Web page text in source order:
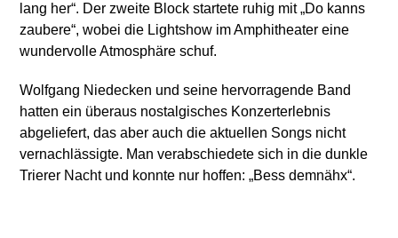
lang her“. Der zweite Block startete ruhig mit „Do kanns
zaubere“, wobei die Lightshow im Amphitheater eine
wundervolle Atmosphäre schuf.
Wolfgang Niedecken und seine hervorragende Band
hatten ein überaus nostalgisches Konzerterlebnis
abgeliefert, das aber auch die aktuellen Songs nicht
vernachlässigte. Man verabschiedete sich in die dunkle
Trierer Nacht und konnte nur hoffen: „Bess demnähx“.